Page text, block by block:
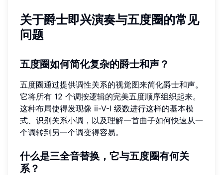
关于爵士即兴演奏与五度圈的常见
问题
五度圈如何简化复杂的爵士和声？
五度圈通过提供调性关系的视觉图来简化爵士和声。
它将所有 12 个调按逻辑的完美五度顺序组织起来。
这种布局使得发现像 ii-V-I 级数进行这样的基本模
式、识别关系小调，以及理解一首曲子如何快速从一
个调转到另一个调变得容易。
什么是三全音替换，它与五度圈有何关
系？